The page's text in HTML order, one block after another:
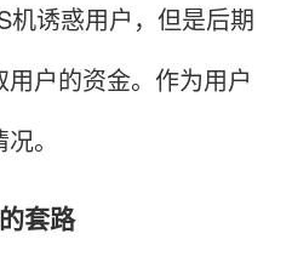
诱惑用户，但是后期
户的资金。作为用户
。
套路